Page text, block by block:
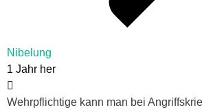
Nibelung
1 Jahr her
Wehrpflichtige kann man bei